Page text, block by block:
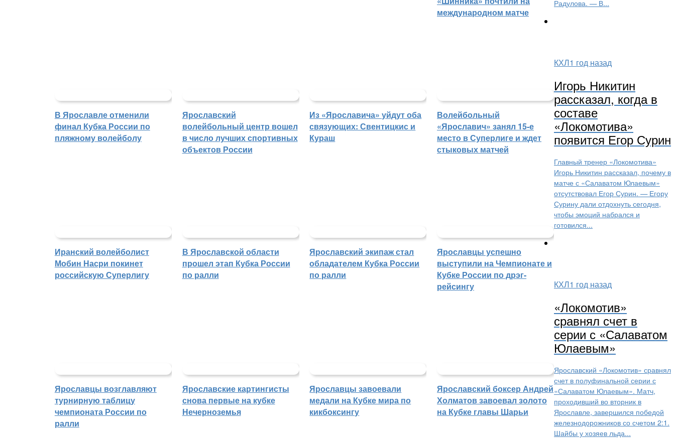
международном матче
В Ярославле отменили
финал Кубка России по
пляжному волейболу
Ярославский
волейбольный центр вошел
в число лучших спортивных
объектов России
Из «Ярославича» уйдут оба
связующих: Свентицкис и
Кураш
Волейбольный
«Ярославич» занял 15-е
место в Суперлиге и ждет
стыковых матчей
Иранский волейболист
Мобин Насри покинет
российскую Суперлигу
В Ярославской области
прошел этап Кубка России
по ралли
Ярославский экипаж стал
обладателем Кубка России
по ралли
Ярославцы успешно
выступили на Чемпионате и
Кубке России по дрэг-
рейсингу
Ярославцы возглавляют
турнирную таблицу
чемпионата России по
ралли
Ярославские картингисты
снова первые на кубке
Нечерноземья
Ярославцы завоевали
медали на Кубке мира по
кикбоксингу
Ярославский боксер Андрей
Холматов завоевал золото
на Кубке главы Шарьи
Радулова. — В...
КХЛ1 год назад
Игорь Никитин
рассказал, когда в
составе
«Локомотива»
появится Егор Сурин
Главный тренер «Локомотива»
Игорь Никитин рассказал, почему в
матче с «Салаватом Юлаевым»
отсутствовал Егор Сурин. — Егору
Сурину дали отдохнуть сегодня,
чтобы эмоций набрался и
готовился...
КХЛ1 год назад
«Локомотив»
сравнял счет в
серии с «Салаватом
Юлаевым»
Ярославский «Локомотив» сравнял
счет в полуфинальной серии с
«Салаватом Юлаевым». Матч,
проходивший во вторник в
Ярославле, завершился победой
железнодорожников со счетом 2:1.
Шайбы у хозяев льда...